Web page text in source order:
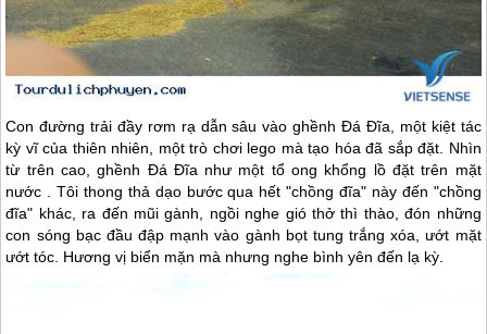
Con đường trải đầy rơm rạ dẫn sâu vào ghềnh Đá Đĩa, một kiệt tác
kỳ vĩ của thiên nhiên, một trò chơi lego mà tạo hóa đã sắp đặt. Nhìn
từ trên cao, ghềnh Đá Đĩa như một tổ ong khổng lồ đặt trên mặt
nước . Tôi thong thả dạo bước qua hết "chồng đĩa" này đến "chồng
đĩa" khác, ra đến mũi gành, ngồi nghe gió thở thì thào, đón những
con sóng bạc đầu đập mạnh vào gành bọt tung trắng xóa, ướt mặt
ướt tóc. Hương vị biển mặn mà nhưng nghe bình yên đến lạ kỳ.